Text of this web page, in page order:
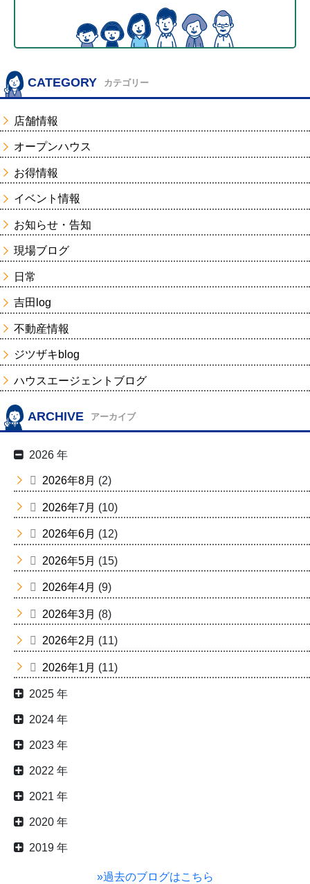
CATEGORY カテゴリー
店舗情報
オープンハウス
お得情報
イベント情報
お知らせ・告知
現場ブログ
日常
吉田log
不動産情報
ジツザキblog
ハウスエージェントブログ
ARCHIVE アーカイブ
2026 年
2026年8月 (2)
2026年7月 (10)
2026年6月 (12)
2026年5月 (15)
2026年4月 (9)
2026年3月 (8)
2026年2月 (11)
2026年1月 (11)
2025 年
2024 年
2023 年
2022 年
2021 年
2020 年
2019 年
»過去のブログはこちら